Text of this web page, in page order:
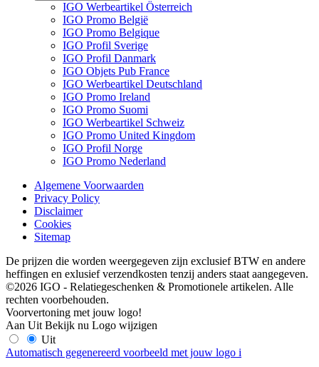
IGO Werbeartikel Österreich
IGO Promo België
IGO Promo Belgique
IGO Profil Sverige
IGO Profil Danmark
IGO Objets Pub France
IGO Werbeartikel Deutschland
IGO Promo Ireland
IGO Promo Suomi
IGO Werbeartikel Schweiz
IGO Promo United Kingdom
IGO Profil Norge
IGO Promo Nederland
Algemene Voorwaarden
Privacy Policy
Disclaimer
Cookies
Sitemap
De prijzen die worden weergegeven zijn exclusief BTW en andere
heffingen en exlusief verzendkosten tenzij anders staat aangegeven.
©2026 IGO - Relatiegeschenken & Promotionele artikelen. Alle
rechten voorbehouden.
Voorvertoning met jouw logo!
Aan Uit Bekijk nu Logo wijzigen
Uit
Automatisch gegenereerd voorbeeld met jouw logo i